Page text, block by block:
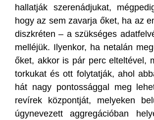
hallatják szerenádjukat,
hogy az sem zavarja őket, ha az
diszkréten – a szükséges
melléjük. Ilyenkor, ha netalán
őket, akkor is pár perc elteltével,
torkukat és ott folytatják, ahol
hát nagy pontossággal meg
revírek központját, melyeken
úgynevezett aggregációban